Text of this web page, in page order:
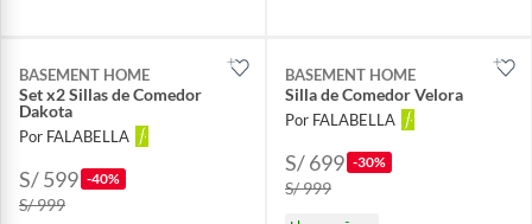
BASEMENT HOME
Set x2 Sillas de Comedor
Dakota
Por FALABELLA
S/ 599 -40%
S/ 999
BASEMENT HOME
Silla de Comedor Velora
Por FALABELLA
S/ 699 -30%
S/ 999